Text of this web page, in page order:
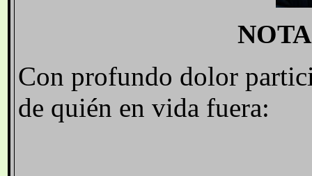
Con profundo dolor
de quién en vida fuera: